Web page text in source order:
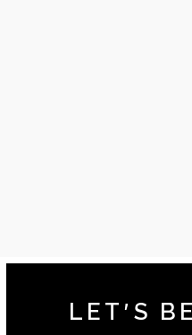
LET'S